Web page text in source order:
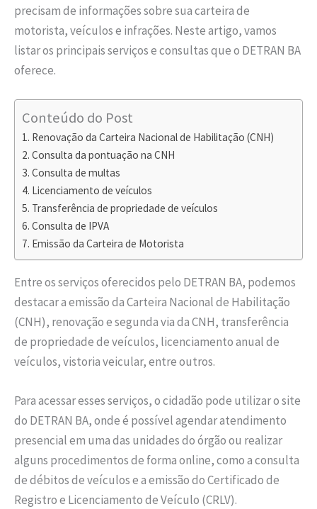
precisam de informações sobre sua carteira de
motorista, veículos e infrações. Neste artigo, vamos
listar os principais serviços e consultas que o DETRAN BA
oferece.
Conteúdo do Post
Renovação da Carteira Nacional de Habilitação (CNH)
Consulta da pontuação na CNH
Consulta de multas
Licenciamento de veículos
Transferência de propriedade de veículos
Consulta de IPVA
Emissão da Carteira de Motorista
Entre os serviços oferecidos pelo DETRAN BA, podemos
destacar a emissão da Carteira Nacional de Habilitação
(CNH), renovação e segunda via da CNH, transferência
de propriedade de veículos, licenciamento anual de
veículos, vistoria veicular, entre outros.
Para acessar esses serviços, o cidadão pode utilizar o site
do DETRAN BA, onde é possível agendar atendimento
presencial em uma das unidades do órgão ou realizar
alguns procedimentos de forma online, como a consulta
de débitos de veículos e a emissão do Certificado de
Registro e Licenciamento de Veículo (CRLV).